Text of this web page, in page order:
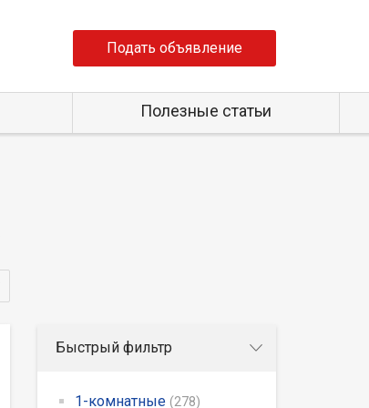
Подать объявление
Полезные статьи
Быстрый фильтр
1-комнатные (278)